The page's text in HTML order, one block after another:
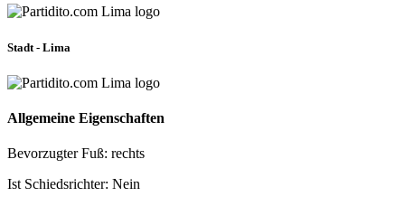
Stadt - Lima
Allgemeine Eigenschaften
Bevorzugter Fuß: rechts
Ist Schiedsrichter: Nein